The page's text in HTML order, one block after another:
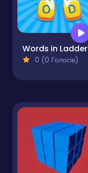
Words in Ladder
0 (0 Голосів)